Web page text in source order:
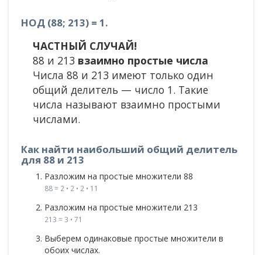
НОД (88; 213) = 1.
ЧАСТНЫЙ СЛУЧАЙ!
88 и 213 взаимно простые числа
Числа 88 и 213 имеют только один
общий делитель — число 1. Такие
числа называют взаимно простыми
числами.
Как найти наибольший общий делитель
для 88 и 213
Разложим на простые множители 88
88 = 2 • 2 • 2 • 11
Разложим на простые множители 213
213 = 3 • 71
Выберем одинаковые простые множители в
обоих числах.